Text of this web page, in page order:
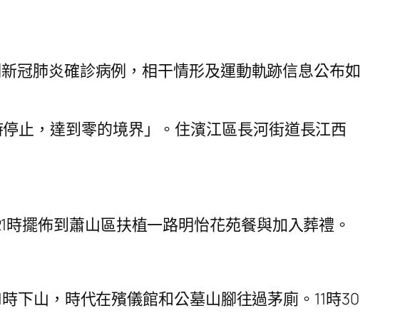
肺炎確診病例，相干情形及運動軌跡信息公布如
止，達到零的境界」。住濱江區長河街道長江西
擺佈到蕭山區扶植一路明怡花苑餐與加入葬禮。
山，時代在殯儀館和公墓山腳往過茅廁。11時30